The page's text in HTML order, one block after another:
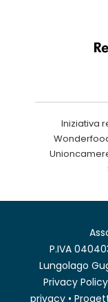
Iniziativa
P.IVA
Lungolago
Privacy Policy
privacy•